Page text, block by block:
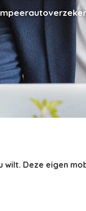
Deze eigen